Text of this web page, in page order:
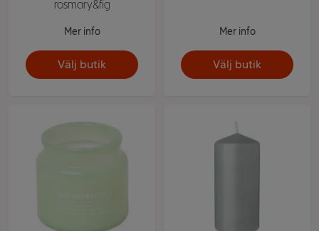
rosmary&fig
Mer info
Välj butik
Mer info
Välj butik